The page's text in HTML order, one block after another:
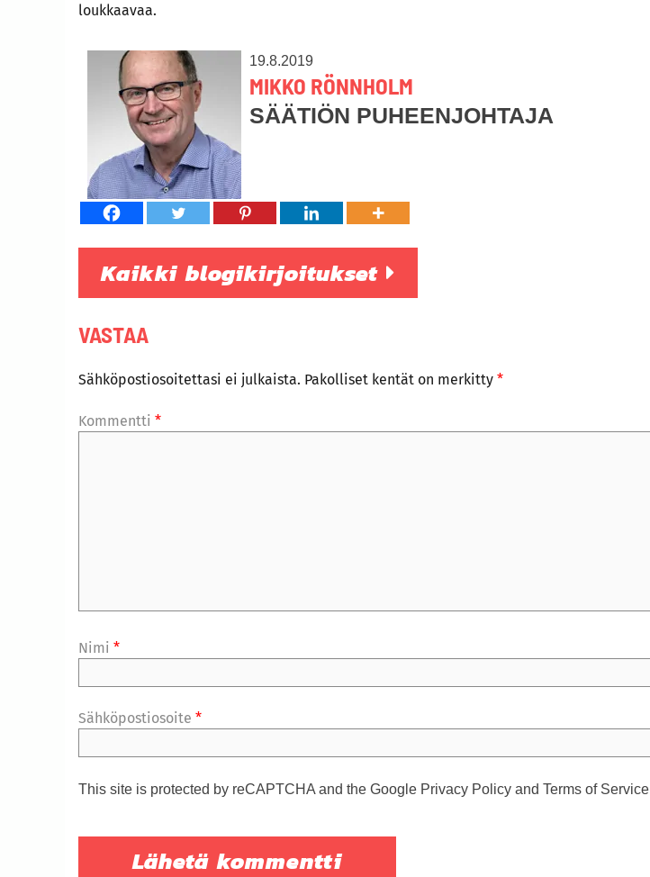
loukkaavaa.
19.8.2019
MIKKO RÖNNHOLM
SÄÄTIÖN PUHEENJOHTAJA
Kaikki blogikirjoitukset
VASTAA
Sähköpostiosoitettasi ei julkaista. Pakolliset kentät on merkitty *
Kommentti *
Nimi *
Sähköpostiosoite *
This site is protected by reCAPTCHA and the Google Privacy Policy and Terms of Service